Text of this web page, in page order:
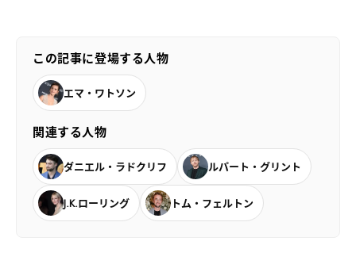
この記事に登場する人物
エマ・ワトソン
関連する人物
ダニエル・ラドクリフ ルパート・グリント
J.K.ローリング トム・フェルトン